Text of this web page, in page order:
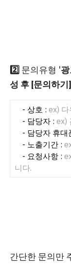
2️⃣ 문의유형 '
성 후 [문의하기
- 상호 : ex) 다
- 담당자 : ex)
- 담당자 휴대
- 노출기간 :
- 요청사항 :
니다.
간단한 문의만